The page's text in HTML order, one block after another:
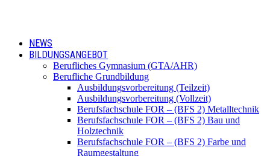
NEWS
BILDUNGSANGEBOT
Berufliches Gymnasium (GTA/AHR)
Berufliche Grundbildung
Ausbildungsvorbereitung (Teilzeit)
Ausbildungsvorbereitung (Vollzeit)
Berufsfachschule FOR – (BFS 2) Metalltechnik
Berufsfachschule FOR – (BFS 2) Bau und
Holztechnik
Berufsfachschule FOR – (BFS 2) Farbe und
Raumgestaltung